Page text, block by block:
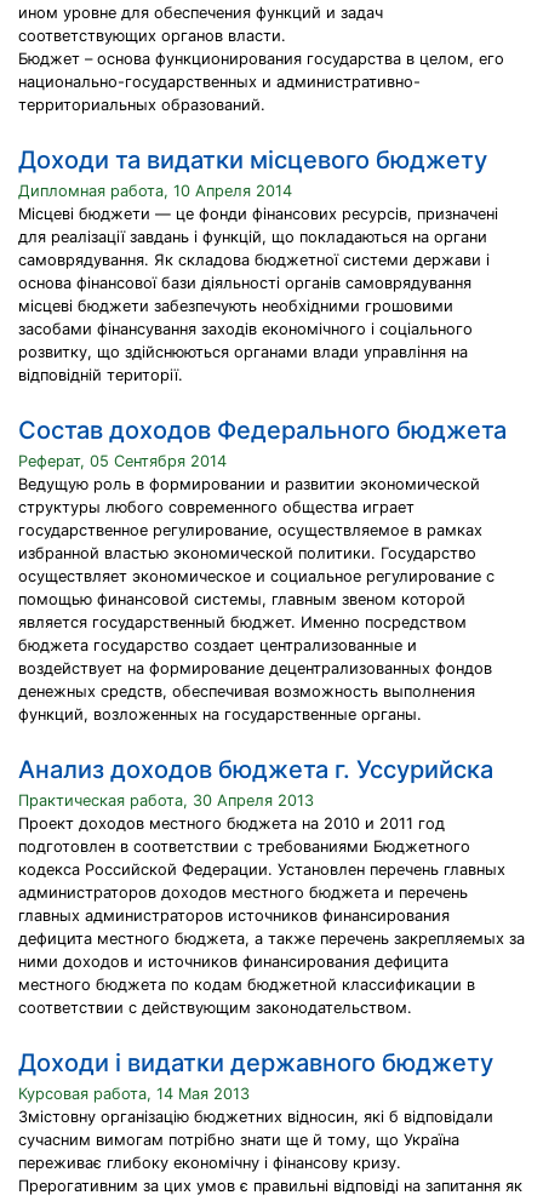
ином уровне для обеспечения функций и задач
соответствующих органов власти.
Бюджет – основа функционирования государства в целом, его
национально-государственных и административно-
территориальных образований.
Доходи та видатки місцевого бюджету
Дипломная работа, 10 Апреля 2014
Місцеві бюджети — це фонди фінансових ресурсів, призначені
для реалізації завдань і функцій, що покладаються на органи
самоврядування. Як складова бюджетної системи держави і
основа фінансової бази діяльності органів самоврядування
місцеві бюджети забезпечують необхідними грошовими
засобами фінансування заходів економічного і соціального
розвитку, що здійснюються органами влади управління на
відповідній території.
Состав доходов Федерального бюджета
Реферат, 05 Сентября 2014
Ведущую роль в формировании и развитии экономической
структуры любого современного общества играет
государственное регулирование, осуществляемое в рамках
избранной властью экономической политики. Государство
осуществляет экономическое и социальное регулирование с
помощью финансовой системы, главным звеном которой
является государственный бюджет. Именно посредством
бюджета государство создает централизованные и
воздействует на формирование децентрализованных фондов
денежных средств, обеспечивая возможность выполнения
функций, возложенных на государственные органы.
Анализ доходов бюджета г. Уссурийска
Практическая работа, 30 Апреля 2013
Проект доходов местного бюджета на 2010 и 2011 год
подготовлен в соответствии с требованиями Бюджетного
кодекса Российской Федерации. Установлен перечень главных
администраторов доходов местного бюджета и перечень
главных администраторов источников финансирования
дефицита местного бюджета, а также перечень закрепляемых за
ними доходов и источников финансирования дефицита
местного бюджета по кодам бюджетной классификации в
соответствии с действующим законодательством.
Доходи і видатки державного бюджету
Курсовая работа, 14 Мая 2013
Змістовну організацію бюджетних відносин, які б відповідали
сучасним вимогам потрібно знати ще й тому, що Україна
переживає глибоку економічну і фінансову кризу.
Прерогативним за цих умов є правильні відповіді на запитання як